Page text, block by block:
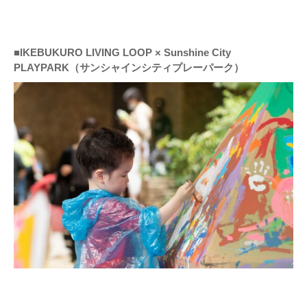
■IKEBUKURO LIVING LOOP × Sunshine City
PLAYPARK（サンシャインシティプレーパーク）